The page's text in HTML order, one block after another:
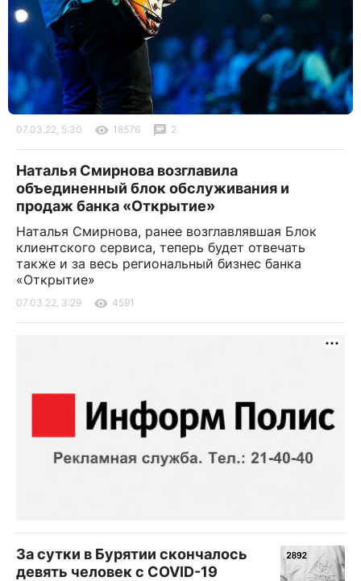
07.03.22, 5:30 18576 2
Наталья Смирнова возглавила
объединенный блок обслуживания и
продаж банка «Открытие»
Наталья Смирнова, ранее возглавлявшая Блок
клиентского сервиса, теперь будет отвечать
также и за весь региональный бизнес банка
«Открытие»
07.03.22, 3:29 4591
За сутки в Бурятии скончалось
девять человек с COVID-19